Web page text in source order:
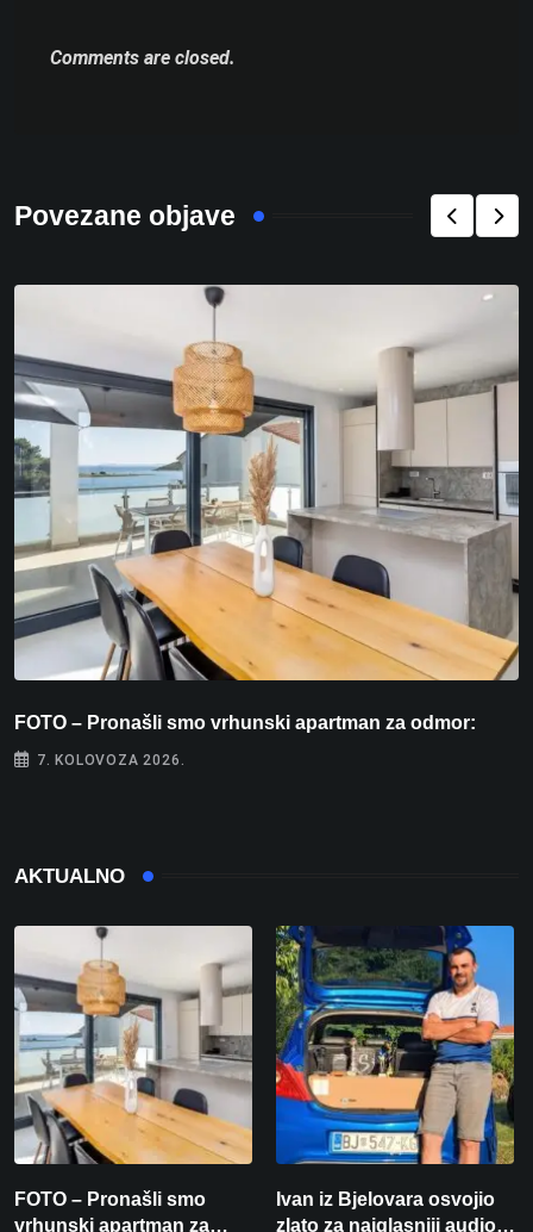
Comments are closed.
Povezane objave
FOTO – Pronašli smo vrhunski apartman za odmor:
7. KOLOVOZA 2026.
AKTUALNO
FOTO – Pronašli smo
vrhunski apartman za
Ivan iz Bjelovara osvojio
zlato za najglasniji audio